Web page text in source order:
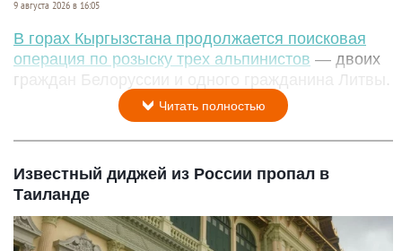
9 августа 2026 в 16:05
В горах Кыргызстана продолжается поисковая
операция по розыску трех альпинистов — двоих
граждан Белоруссии и одного гражданина Литвы.
Читать полностью
Известный диджей из России пропал в
Таиланде